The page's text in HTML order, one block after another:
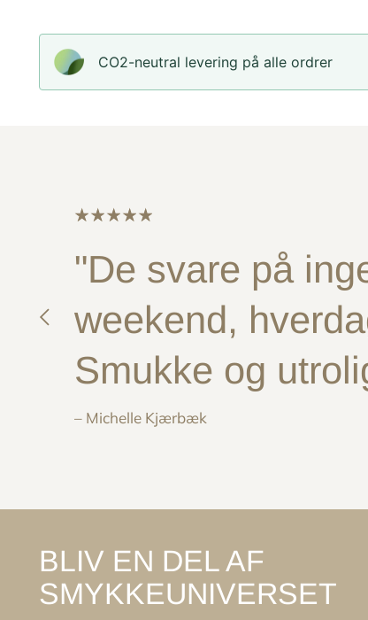
CO2-neutral levering på alle ordrer
"De svare på
weekend,
Smukke og
– Michelle Kjærbæk
BLIV EN DEL AF
SMYKKEUNIVERSET